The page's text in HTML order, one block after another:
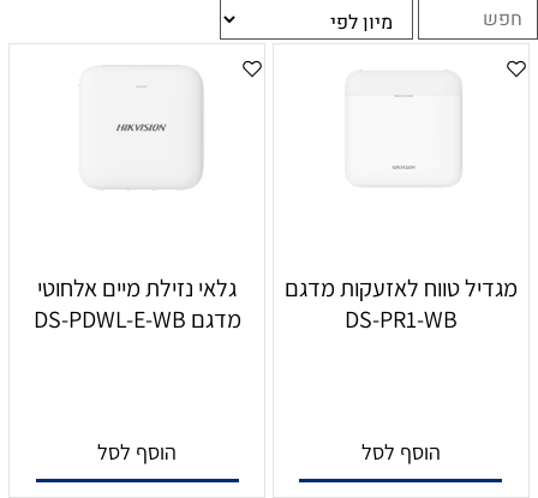
מגדיל טווח לאזעקות מדגם
DS-PR1-WB
הוסף לסל
גלאי נזילת מיים אלחוטי
מדגם DS-PDWL-E-WB
הוסף לסל